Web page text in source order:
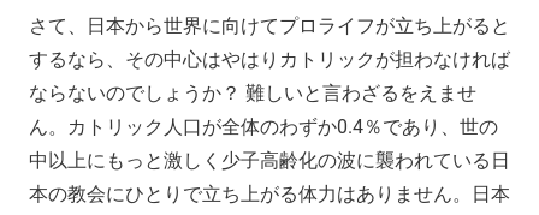
さて、日本から世界に向けてプロライフが立ち上がると
するなら、その中心はやはりカトリックが担わなければ
ならないのでしょうか？ 難しいと言わざるをえませ
ん。カトリック人口が全体のわずか0.4％であり、世の
中以上にもっと激しく少子高齢化の波に襲われている日
本の教会にひとりで立ち上がる体力はありません。日本